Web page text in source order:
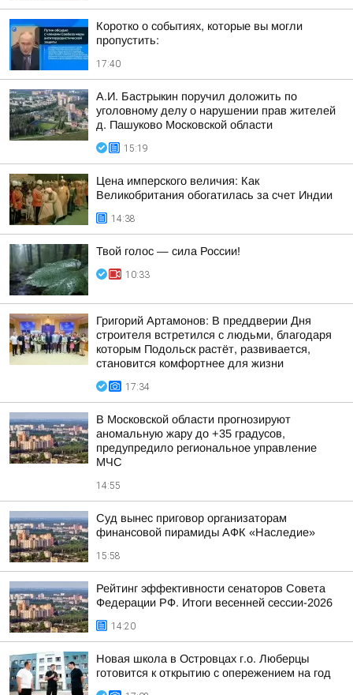
Коротко о событиях, которые вы могли
пропустить:
17:40
А.И. Бастрыкин поручил доложить по
уголовному делу о нарушении прав жителей
д. Пашуково Московской области
15:19
Цена имперского величия: Как
Великобритания обогатилась за счет Индии
14:38
Твой голос — сила России!
10:33
Григорий Артамонов: В преддверии Дня
строителя встретился с людьми, благодаря
которым Подольск растёт, развивается,
становится комфортнее для жизни
17:34
В Московской области прогнозируют
аномальную жару до +35 градусов,
предупредило региональное управление
МЧС
14:55
Суд вынес приговор организаторам
финансовой пирамиды АФК «Наследие»
15:58
Рейтинг эффективности сенаторов Совета
Федерации РФ. Итоги весенней сессии-2026
14:20
Новая школа в Островцах г.о. Люберцы
готовится к открытию с опережением на год